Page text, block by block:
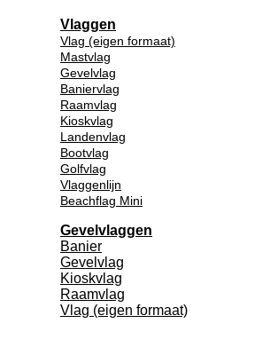
Vlaggen
Vlag (eigen formaat)
Mastvlag
Gevelvlag
Baniervlag
Raamvlag
Kioskvlag
Landenvlag
Bootvlag
Golfvlag
Vlaggenlijn
Beachflag Mini
Gevelvlaggen
Banier
Gevelvlag
Kioskvlag
Raamvlag
Vlag (eigen formaat)